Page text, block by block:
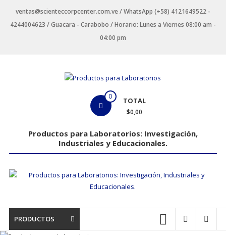
contenido
ventas@scienteccorpcenter.com.ve / WhatsApp (+58) 4121649522 -
4244004623 / Guacara - Carabobo / Horario: Lunes a Viernes 08:00 am -
04:00 pm
Laboratorios
Industriales
y
0 TOTAL
$0,00
Productos para Laboratorios: Investigación,
Industriales y Educacionales.
PRODUCTOS